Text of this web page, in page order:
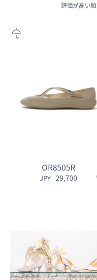
評価が高い順
OR8505R
29,700